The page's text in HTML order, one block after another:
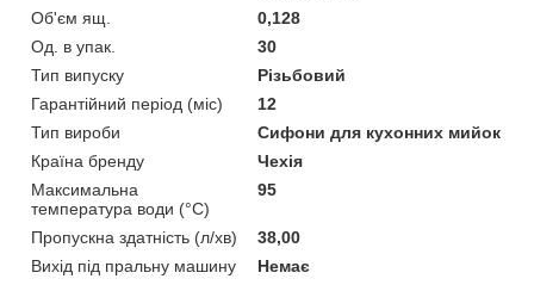
Об'єм ящ.
0,128
Од. в упак.
30
Тип випуску
Різьбовий
Гарантійний період (міс)
12
Тип вироби
Сифони для кухонних мийок
Країна бренду
Чехія
Максимальна
температура води (°C)
95
Пропускна здатність (л/хв)
38,00
Вихід під пральну машину
Немає